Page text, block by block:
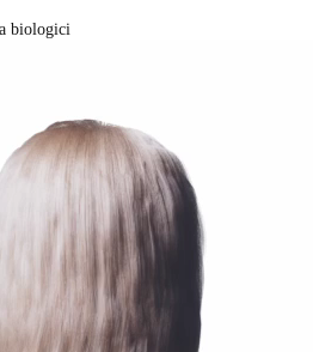
biologici